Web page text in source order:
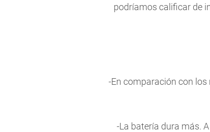
podríamos calificar de
-En comparación con
-La batería dura más.